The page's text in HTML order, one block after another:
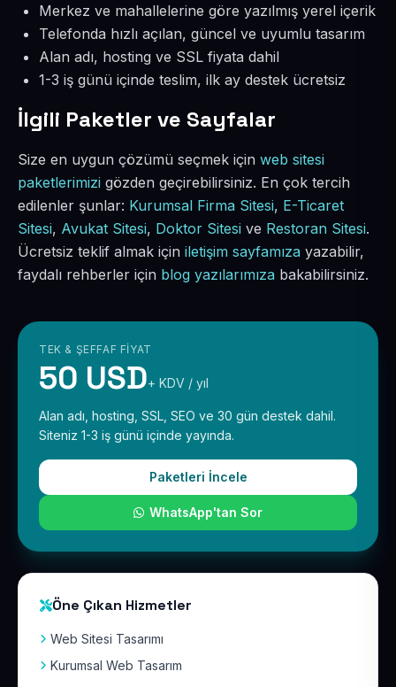
Merkez ve mahallelerine göre yazılmış yerel içerik
Telefonda hızlı açılan, güncel ve uyumlu tasarım
Alan adı, hosting ve SSL fiyata dahil
1-3 iş günü içinde teslim, ilk ay destek ücretsiz
İlgili Paketler ve Sayfalar
Size en uygun çözümü seçmek için web sitesi
paketlerimizi gözden geçirebilirsiniz. En çok tercih
edilenler şunlar: Kurumsal Firma Sitesi, E-Ticaret
Sitesi, Avukat Sitesi, Doktor Sitesi ve Restoran Sitesi.
Ücretsiz teklif almak için iletişim sayfamıza yazabilir,
faydalı rehberler için blog yazılarımıza bakabilirsiniz.
TEK & ŞEFFAF FIYAT
50 USD+ KDV / yıl
Alan adı, hosting, SSL, SEO ve 30 gün destek dahil.
Siteniz 1-3 iş günü içinde yayında.
Paketleri İncele
WhatsApp'tan Sor
Öne Çıkan Hizmetler
Web Sitesi Tasarımı
Kurumsal Web Tasarım